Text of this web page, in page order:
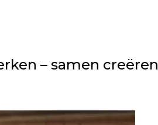
– samen creëren